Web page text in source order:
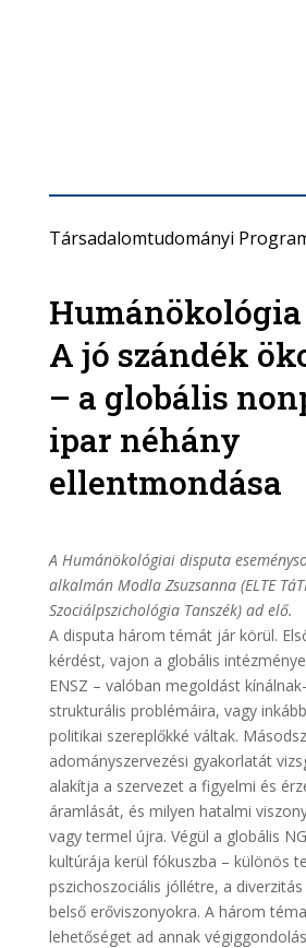
Társadalomtudományi
A jó szándék
– a globális
ipar néhány
ellentmondása
A Humánökológiai disputa
alkalmán Modla Zsuzsanna (ELTE
Szociálpszichológia Tanszék) ad elő.
A disputa három témát jár körül.
kérdést, vajon a globális
ENSZ – valóban megoldást
strukturális problémáira, vagy
politikai szereplőkké váltak.
adományszervezési gyakorlatát
alakítja a szervezet a figyelmi és
áramlását, és milyen hatalmi
vagy termel újra. Végül a globális
kultúrája kerül fókuszba – különös
pszichoszociális jóllétre, a
belső erőviszonyokra. A három
lehetőséget ad annak